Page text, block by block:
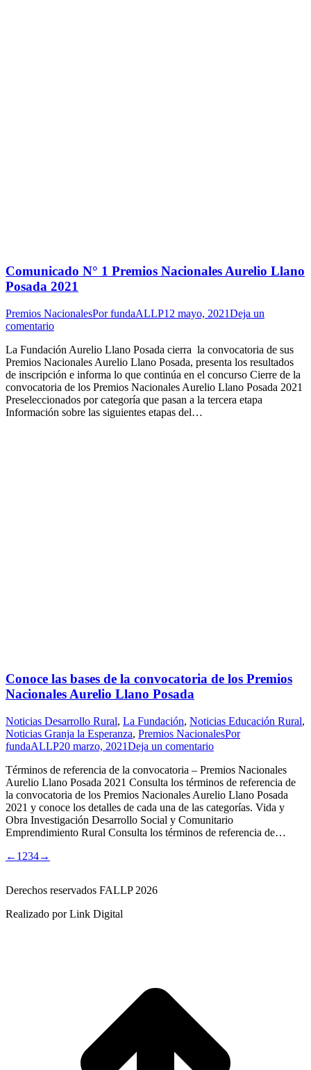
Comunicado N° 1 Premios Nacionales Aurelio Llano
Posada 2021
Premios NacionalesPorfundaALLP12 mayo, 2021Deja un
comentario
La Fundación Aurelio Llano Posada cierra la convocatoria de sus
Premios Nacionales Aurelio Llano Posada, presenta los resultados
de inscripción e informa lo que continúa en el concurso Cierre de la
convocatoria de los Premios Nacionales Aurelio Llano Posada 2021
Preseleccionados por categoría que pasan a la tercera etapa
Información sobre las siguientes etapas del…
Conoce las bases de la convocatoria de los Premios
Nacionales Aurelio Llano Posada
Noticias Desarrollo Rural, La Fundación, Noticias Educación Rural,
Noticias Granja la Esperanza, Premios NacionalesPor
fundaALLP20 marzo, 2021Deja un comentario
Términos de referencia de la convocatoria – Premios Nacionales
Aurelio Llano Posada 2021 Consulta los términos de referencia de
la convocatoria de los Premios Nacionales Aurelio Llano Posada
2021 y conoce los detalles de cada una de las categorías. Vida y
Obra Investigación Desarrollo Social y Comunitario
Emprendimiento Rural Consulta los términos de referencia de…
← 1 234→
Derechos reservados FALLP 2026
Realizado por Link Digital